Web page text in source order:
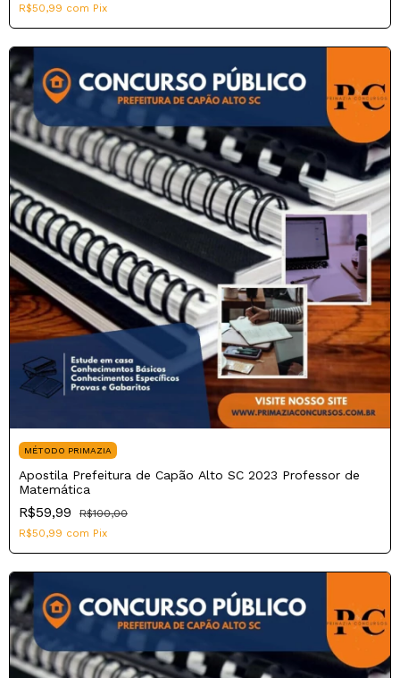
R$50,99 com Pix
MÉTODO PRIMAZIA
Apostila Prefeitura de Capão Alto SC 2023 Professor de
Matemática
R$59,99
R$100,00
R$50,99 com Pix